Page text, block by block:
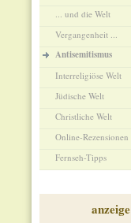
... und die Welt
Vergangenheit ...
Antisemitismus
Interreligiöse Welt
Jüdische Welt
Christliche Welt
Online-Rezensionen
Fernseh-Tipps
anzeige